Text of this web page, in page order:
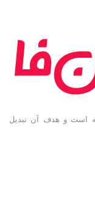
و هدف آن تبدیل